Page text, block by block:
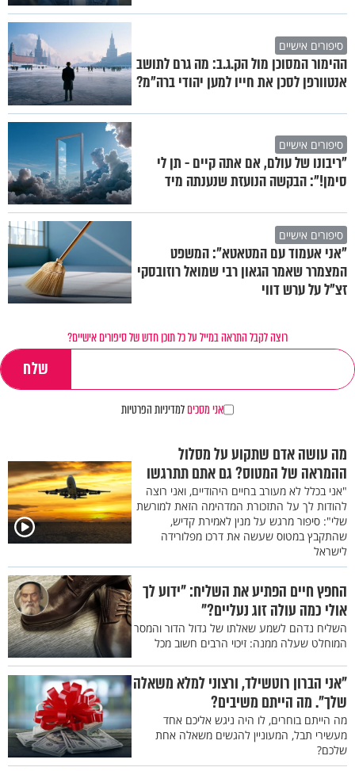
סיפורים אישיים
ההימור המסוכן מול הק.ג.ב: מה גרם לתושב
אנטוורפן לסכן את חייו למען יהודי ברה"מ?
סיפורים אישיים
"ריבונו של עולם, אם אתה קיים - תן לי
סימן!": הבקשה הנועזת שנענתה מיד
סיפורים אישיים
"אני אעמוד עם המטאטא": המשפט
המצמרר שאמר הגאון רבי שמואל רוזובסקי
זצ"ל על ערש דווי
רוצה לקבל התראה במייל על כל תוכן חדש של סיפורים אישיים?
אני מסכיםלמדיניות הפרטיות
מה עושה אדם שתקוע על מסלול
ההמראה של המטוס? גם אתם תתרגשו
"אני בכלל לא מעורב בחיים היהודיים, ואני רוצה
להודות לך על התזכורת המדהימה הזאת למורשת
שלי": סיפור מרגש על מנין לאמירת קדיש,
שהתקבץ במטוס שעשה את דרכו מפלורידה
לישראל
החפץ חיים הפתיע את השליח: "ידוע לך
אולי כמה עולה זוג נעליים?"
השליח נדהם לשמע שאלתו של גדול הדור והמסר
המוחלט שעלה ממנה: זיכוי הרבים חשוב מכל
"אני הברון רוטשילד, ורצוני למלא משאלה
שלך". מה הייתם משיבים?
מה הייתם בוחרים, לו היה ניגש אליכם אחד
מעשירי תבל, המעוניין להגשים משאלה אחת
שלכם?